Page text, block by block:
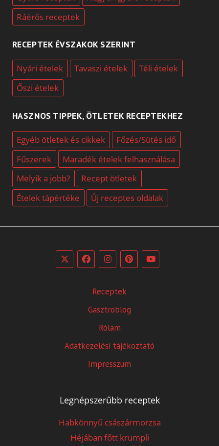
Ráérős receptek
RECEPTEK ÉVSZAKOK SZERINT
Nyári ételek Tavaszi ételek
Téli ételek
Őszi ételek
HASZNOS TIPPEK, ÖTLETEK RECEPTEKHEZ
Egyéb ötletek és cikkek
Főzés/Sütés idő
Fűszerek
Maradék ételek felhasználása
Melyik a jobb?
Recept ötletek
Ételek tápértéke
Új receptes oldalak
Receptek
Gasztroblog
Rólam
Adatkezelési tájékoztató
Impresszum
Legnépszerűbb receptek
Habkönnyű császármorzsa
Héjában főtt krumpli